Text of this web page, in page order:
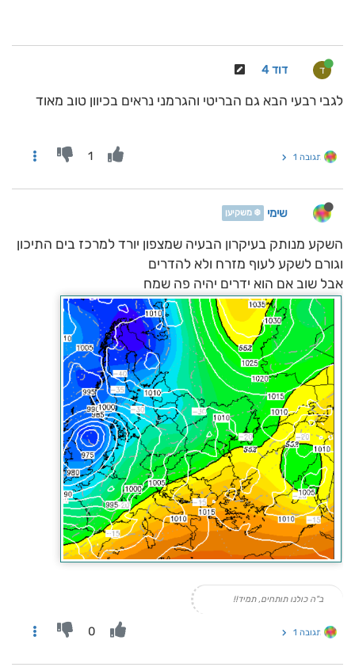
ד דוד 4
לגבי רבעי הבא גם הבריטי והגרמני נראים בכיוון טוב מאוד
תגובה 1 1
שימי ❄️ משקיען
השקע מנותק בעיקרון הבעיה שמצפון יורד למרכז בים התיכון
וגורם לשקע לעוף מזרח ולא להדרים
אבל שוב אם הוא ידרים יהיה פה שמח
ב"ה כולנו תותחים, תמיד!!
תגובה 1 0